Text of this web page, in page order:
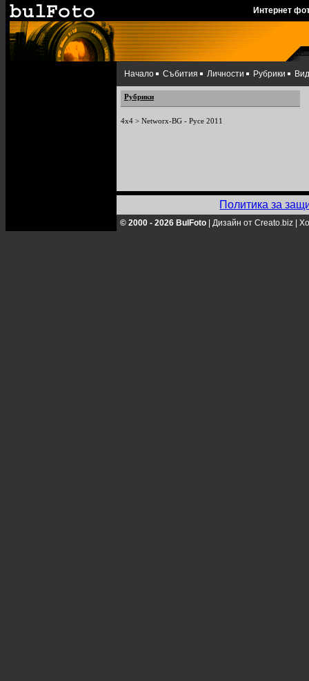
Интернет
Начало Събития Личности Рубрики
Рубрики
4x4 > Networx-BG - Русе 2011
Политика за
© 2000 - 2026 BulFoto Дизайн от Creato.biz